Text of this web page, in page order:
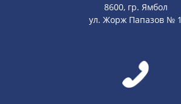
8600, гр. Ямбол
ул. Жорж Папазов № 1